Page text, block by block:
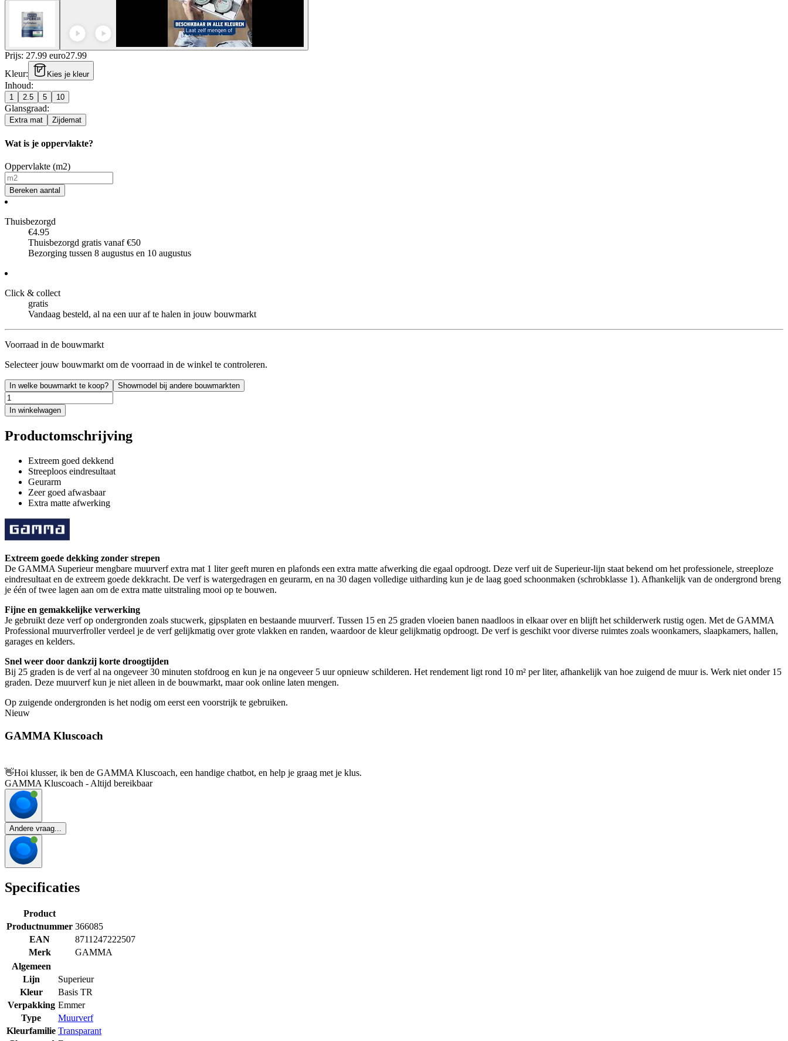
Prijs: 27.99 euro27.99
Kleur: Kies je kleur
Inhoud:
1 2.5 5 10
Glansgraad:
Extra mat Zijdemat
Wat is je oppervlakte?
Oppervlakte (m2)
Bereken aantal
Thuisbezorgd
€4.95
Thuisbezorgd gratis vanaf €50
Bezorging tussen 8 augustus en 10 augustus
Click & collect
gratis
Vandaag besteld, al na een uur af te halen in jouw bouwmarkt
Voorraad in de bouwmarkt
Selecteer jouw bouwmarkt om de voorraad in de winkel te controleren.
In welke bouwmarkt te koop? Showmodel bij andere bouwmarkten
In winkelwagen
Productomschrijving
Extreem goed dekkend
Streeploos eindresultaat
Geurarm
Zeer goed afwasbaar
Extra matte afwerking
Extreem goede dekking zonder strepen
De GAMMA Superieur mengbare muurverf extra mat 1 liter geeft muren en plafonds een extra matte afwerking die egaal opdroogt. Deze verf uit de Superieur-lijn staat bekend om het professionele, streeploze
eindresultaat en de extreem goede dekkracht. De verf is watergedragen en geurarm, en na 30 dagen volledige uitharding kun je de laag goed schoonmaken (schrobklasse 1). Afhankelijk van de ondergrond breng
je één of twee lagen aan om de extra matte uitstraling mooi op te bouwen.
Fijne en gemakkelijke verwerking
Je gebruikt deze verf op ondergronden zoals stucwerk, gipsplaten en bestaande muurverf. Tussen 15 en 25 graden vloeien banen naadloos in elkaar over en blijft het schilderwerk rustig ogen. Met de GAMMA
Professional muurverfroller verdeel je de verf gelijkmatig over grote vlakken en randen, waardoor de kleur gelijkmatig opdroogt. De verf is geschikt voor diverse ruimtes zoals woonkamers, slaapkamers, hallen,
garages en kelders.
Snel weer door dankzij korte droogtijden
Bij 25 graden is de verf al na ongeveer 30 minuten stofdroog en kun je na ongeveer 5 uur opnieuw schilderen. Het rendement ligt rond 10 m² per liter, afhankelijk van hoe zuigend de muur is. Werk niet onder 15
graden. Deze muurverf kun je niet alleen in de bouwmarkt, maar ook online laten mengen.
Op zuigende ondergronden is het nodig om eerst een voorstrijk te gebruiken.
Nieuw
GAMMA Kluscoach
👋Hoi klusser, ik ben de GAMMA Kluscoach, een handige chatbot, en help je graag met je klus.
GAMMA Kluscoach - Altijd bereikbaar
Andere vraag...
Specificaties
Product
Productnummer 366085
EAN
8711247222507
Merk
GAMMA
Algemeen
Lijn
Superieur
Kleur
Basis TR
Verpakking Emmer
Type
Muurverf
Kleurfamilie Transparant